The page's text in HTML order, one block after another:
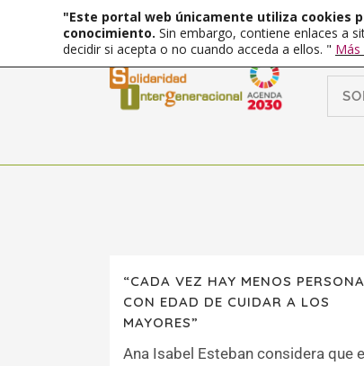
“CADA VEZ HAY MENOS
CON EDAD DE CUIDAR A LOS
MAYORES”
Ana Isabel Esteban considera que el
"Este portal web únicamente utiliza cookies
conocimiento. Sin embargo, contiene enlaces a
decidir si acepta o no cuando acceda a ellos. "